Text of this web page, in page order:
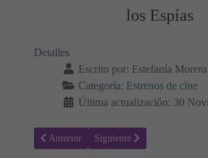
los Espías
Detalles
Escrito por: Estefanía Morera
Categoría: Estrenos de cine
Última actualización: 30
Artículo anterior: Un Paseo por el Bosque
Anterior Artículo siguiente: Los Tres
Siguiente